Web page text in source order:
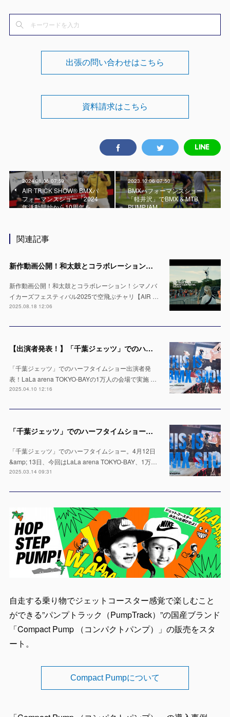
出張の問い合わせはこちら
資料請求はこちら
2024.01.06 07:59
AIR TRICK SHOW® BMXパ
フォーマンスショー「2024
年活動開始から10周年を…
2023.10.06 07:50
BMXパフォーマンスショー
「軽井沢」でBMX & MTB
PUMPJAM
関連記事
新作動画公開！和太鼓とコラボレーション！シマノバイカーズフェスティバル2025で空飛ぶチャリ【AIR TRICK SHOW】
新作動画公開！和太鼓とコラボレーション！シマノバ
イカーズフェスティバル2025で空飛ぶチャリ【AIR …
2025.08.18 12:06
【出演者発表！】「千葉ジェッツ」でのハーフタイムショー LaLa arena TOKYO-BAYの1万人の会場で実施 ※4月12日 & 13日
「千葉ジェッツ」でのハーフタイムショー出演者発
表！LaLa arena TOKYO-BAYの1万人の会場で実施 …
2025.04.10 12:16
「千葉ジェッツ」でのハーフタイムショー出演決定！LaLa arena TOKYO-BAYの1万人の会場で実施 ※4月12日 & 13日
「千葉ジェッツ」でのハーフタイムショー。4月12日
&amp; 13日、今回はLaLa arena TOKYO-BAY、1万…
2025.03.14 09:31
自走する乗り物でジェットコースター感覚で楽しむこと
ができる”パンプトラック（PumpTrack）”の国産ブランド
「Compact Pump （コンパクトパンプ）」の販売をスタ
ート。
Compact Pumpについて